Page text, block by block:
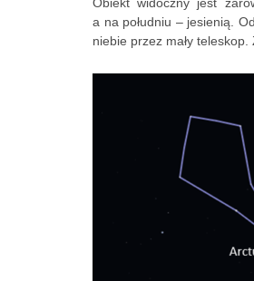
a na południu – jesienią.
niebie przez mały teleskop.